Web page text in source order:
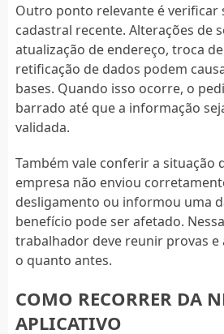
Outro ponto relevante é verificar
cadastral recente. Alterações de
atualização de endereço, troca
retificação de dados podem
bases. Quando isso ocorre, o
barrado até que a informação
validada.
Também vale conferir a situação
empresa não enviou
desligamento ou informou uma
benefício pode ser afetado.
trabalhador deve reunir provas e
o quanto antes.
COMO RECORRER DA
APLICATIVO